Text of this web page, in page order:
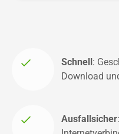
Schnell :
Download
Ausfallsicher